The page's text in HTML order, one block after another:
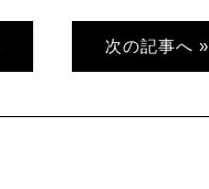
次の記事へ »